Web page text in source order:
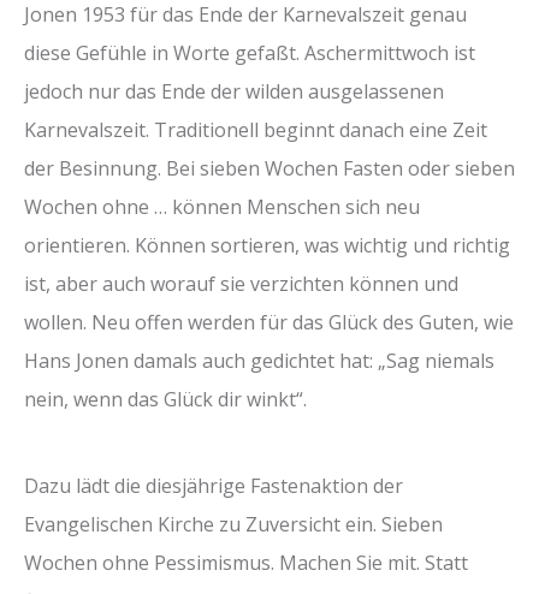
Jonen 1953 für das Ende der Karnevalszeit genau
diese Gefühle in Worte gefaßt. Aschermittwoch ist
jedoch nur das Ende der wilden ausgelassenen
Karnevalszeit. Traditionell beginnt danach eine Zeit
der Besinnung. Bei sieben Wochen Fasten oder sieben
Wochen ohne … können Menschen sich neu
orientieren. Können sortieren, was wichtig und richtig
ist, aber auch worauf sie verzichten können und
wollen. Neu offen werden für das Glück des Guten, wie
Hans Jonen damals auch gedichtet hat: „Sag niemals
nein, wenn das Glück dir winkt“.
Dazu lädt die diesjährige Fastenaktion der
Evangelischen Kirche zu Zuversicht ein. Sieben
Wochen ohne Pessimismus. Machen Sie mit. Statt